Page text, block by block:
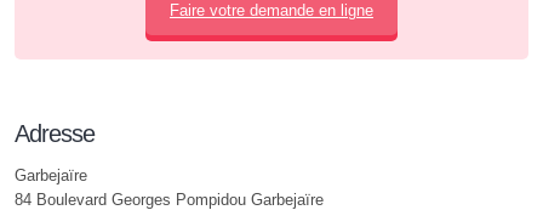
Faire votre demande en ligne
Adresse
Garbejaïre
84 Boulevard Georges Pompidou Garbejaïre